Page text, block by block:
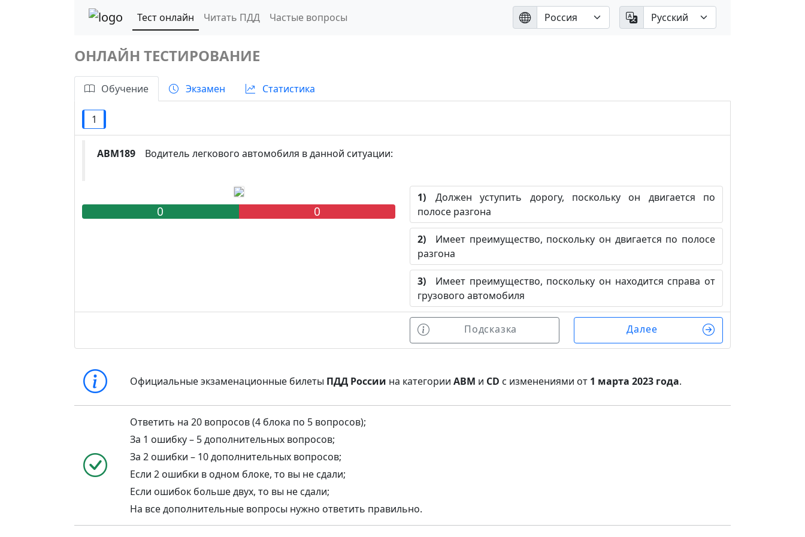
Тест онлайн Читать ПДД Частые вопросы
ОНЛАЙН ТЕСТИРОВАНИЕ
Обучение Экзамен Статистика
1
ABM189 Водитель легкового автомобиля в данной ситуации:
0 0
1) Должен уступить дорогу, поскольку он двигается по
полосе разгона
2) Имеет преимущество, поскольку он двигается по полосе
разгона
3) Имеет преимущество, поскольку он находится справа от
грузового автомобиля
Подсказка Далее
Официальные экзаменационные билеты ПДД России на категорииABM и CD с изменениями от 1 марта 2023 года.
Ответить на 20 вопросов (4 блока по 5 вопросов);
За 1 ошибку – 5 дополнительных вопросов;
За 2 ошибки – 10 дополнительных вопросов;
Если 2 ошибки в одном блоке, то вы не сдали;
Если ошибок больше двух, то вы не сдали;
На все дополнительные вопросы нужно ответить правильно.